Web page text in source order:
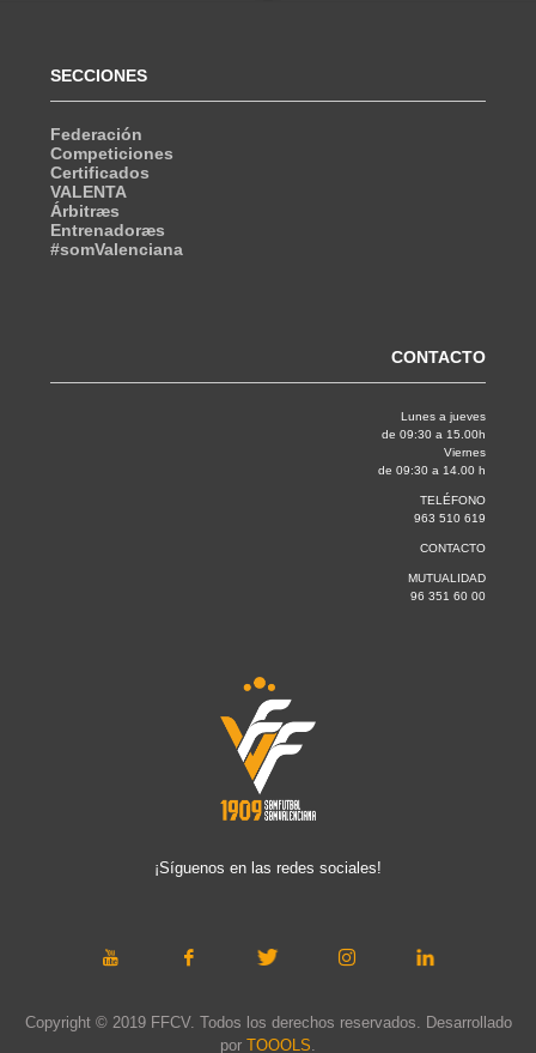
SECCIONES
Federación
Competiciones
Certificados
VALENTA
Árbitræs
Entrenadoræs
#somValenciana
CONTACTO
Lunes a jueves
de 09:30 a 15.00h
Viernes
de 09:30 a 14.00 h
TELÉFONO
963 510 619
CONTACTO
MUTUALIDAD
96 351 60 00
¡Síguenos en las redes sociales!
Copyright © 2019 FFCV. Todos los derechos reservados. Desarrollado
por TOOOLS.